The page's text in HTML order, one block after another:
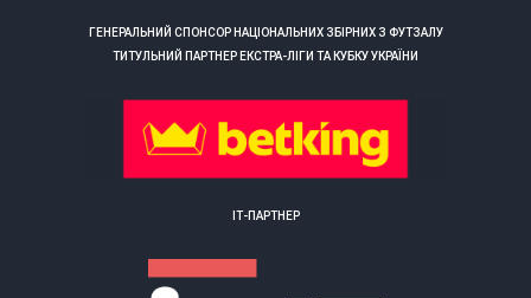
ГЕНЕРАЛЬНИЙ СПОНСОР НАЦІОНАЛЬНИХ ЗБІРНИХ З ФУТЗАЛУ
ТИТУЛЬНИЙ ПАРТНЕР ЕКСТРА-ЛІГИ ТА КУБКУ УКРАЇНИ
ІТ-ПАРТНЕР